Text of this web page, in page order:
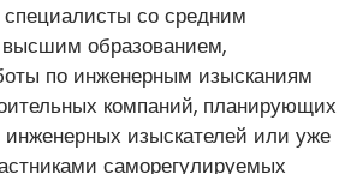
со средним
образованием,
по инженерным изысканиям
компаний, планирующих
изыскателей или уже
саморегулируемых